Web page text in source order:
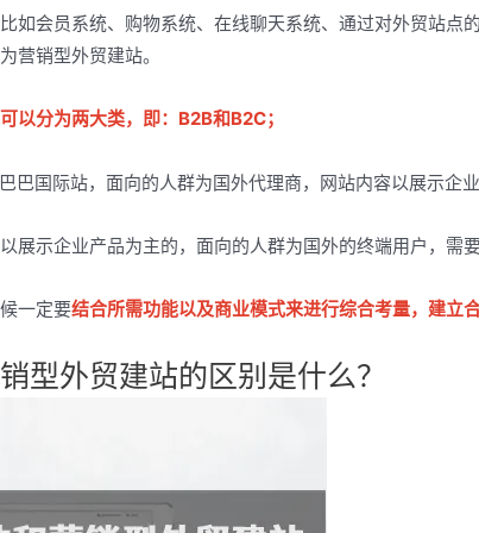
如会员系统、购物系统、在线聊天系统、通过对外贸站点
营销型外贸建站。
以分为两大类，即：B2B和B2C；
巴国际站，面向的人群为国外代理商，网站内容以展示企业
展示企业产品为主的，面向的人群为国外的终端用户，需
一定要结合所需功能以及商业模式来进行综合考量，建立合
型外贸建站的区别是什么？